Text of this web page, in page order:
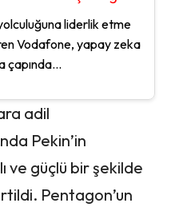
liderlik etme
Vodafone, yapay zeka
çapında...
adil
Pekin’in
ve güçlü bir şekilde
Pentagon’un